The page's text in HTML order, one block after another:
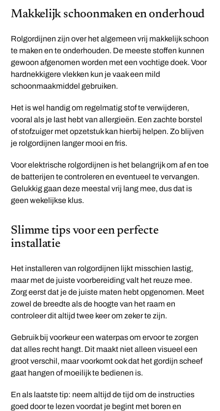
Makkelijk schoonmaken en onderhoud
Rolgordijnen zijn over het algemeen vrij makkelijk schoon
te maken en te onderhouden. De meeste stoffen kunnen
gewoon afgenomen worden met een vochtige doek. Voor
hardnekkigere vlekken kun je vaak een mild
schoonmaakmiddel gebruiken.
Het is wel handig om regelmatig stof te verwijderen,
vooral als je last hebt van allergieën. Een zachte borstel
of stofzuiger met opzetstuk kan hierbij helpen. Zo blijven
je rolgordijnen langer mooi en fris.
Voor elektrische rolgordijnen is het belangrijk om af en toe
de batterijen te controleren en eventueel te vervangen.
Gelukkig gaan deze meestal vrij lang mee, dus dat is
geen wekelijkse klus.
Slimme tips voor een perfecte
installatie
Het installeren van rolgordijnen lijkt misschien lastig,
maar met de juiste voorbereiding valt het reuze mee.
Zorg eerst dat je de juiste maten hebt opgenomen. Meet
zowel de breedte als de hoogte van het raam en
controleer dit altijd twee keer om zeker te zijn.
Gebruik bij voorkeur een waterpas om ervoor te zorgen
dat alles recht hangt. Dit maakt niet alleen visueel een
groot verschil, maar voorkomt ook dat het gordijn scheef
gaat hangen of moeilijk te bedienen is.
En als laatste tip: neem altijd de tijd om de instructies
goed door te lezen voordat je begint met boren en